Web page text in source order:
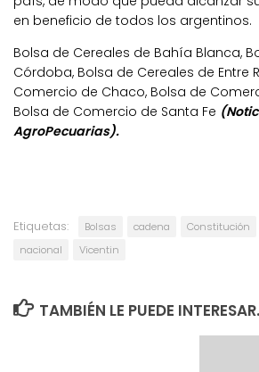
en beneficio de todos los argentinos.
Bolsa de Cereales de Bahía Blanca,
Córdoba, Bolsa de Cereales de Entre
Comercio de Chaco, Bolsa de
Bolsa de Comercio de Santa Fe
AgroPecuarias).
Etiquetas: Bolsas cadena Constitución
nacional
Vicentin
TAMBIÉN LE PUEDE